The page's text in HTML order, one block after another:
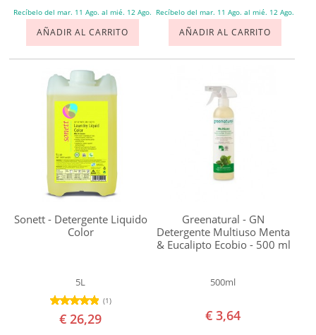
Recíbelo del mar. 11 Ago. al mié. 12 Ago.
AÑADIR AL CARRITO
Recíbelo del mar. 11 Ago. al mié. 12 Ago.
AÑADIR AL CARRITO
Sonett - Detergente Liquido
Color
5L
(1)
€ 26,29
Greenatural - GN
Detergente Multiuso Menta
& Eucalipto Ecobio - 500 ml
500ml
€ 3,64